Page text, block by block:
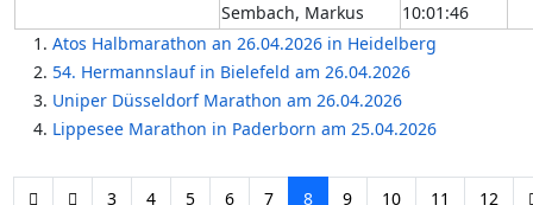
Sembach, Markus
10:01:46
Atos Halbmarathon an 26.04.2026 in Heidelberg
54. Hermannslauf in Bielefeld am 26.04.2026
Uniper Düsseldorf Marathon am 26.04.2026
Lippesee Marathon in Paderborn am 25.04.2026
3 4 5 6 7 8 9 10 11 12